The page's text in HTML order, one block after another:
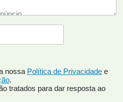
nossa Política de Privacidade e
.
tratados para dar resposta ao